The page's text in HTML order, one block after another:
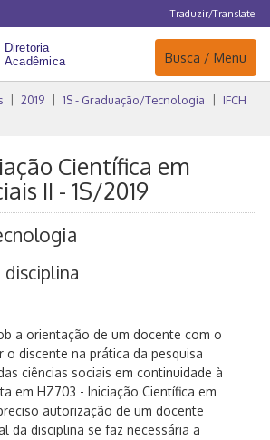
Traduzir/Translate
Navegação
Busca / Menu
2019 1S - Graduação/Tecnologia
IFCH
Científica em
II - 1S/2019
disciplina
a orientação de um docente com o
discente na prática da pesquisa
ciências sociais em continuidade à
em HZ703 - Iniciação Científica em
autorização de um docente
da disciplina se faz necessária a